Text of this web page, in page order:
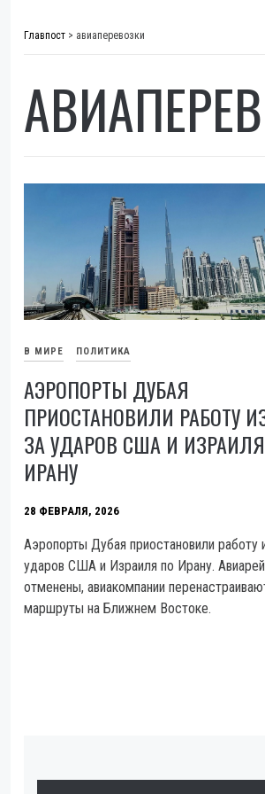
Главпост > авиаперевозки
В МИРЕ ПОЛИТИКА
АЭРОПОРТЫ ДУБАЯ
ПРИОСТАНОВИЛИ РАБОТУ
ЗА УДАРОВ США И
ИРАНУ
28 ФЕВРАЛЯ, 2026
Аэропорты Дубая приостановили работу
ударов США и Израиля по Ирану.
отменены, авиакомпании
маршруты на Ближнем Востоке.